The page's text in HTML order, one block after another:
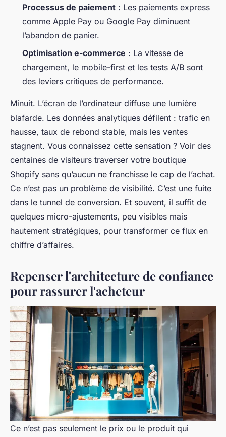
Processus de paiement : Les paiements express
comme Apple Pay ou Google Pay diminuent
l’abandon de panier.
Optimisation e-commerce : La vitesse de
chargement, le mobile-first et les tests A/B sont
des leviers critiques de performance.
Minuit. L’écran de l’ordinateur diffuse une lumière
blafarde. Les données analytiques défilent : trafic en
hausse, taux de rebond stable, mais les ventes
stagnent. Vous connaissez cette sensation ? Voir des
centaines de visiteurs traverser votre boutique
Shopify sans qu’aucun ne franchisse le cap de l’achat.
Ce n’est pas un problème de visibilité. C’est une fuite
dans le tunnel de conversion. Et souvent, il suffit de
quelques micro-ajustements, peu visibles mais
hautement stratégiques, pour transformer ce flux en
chiffre d’affaires.
Repenser l'architecture de confiance
pour rassurer l'acheteur
Ce n’est pas seulement le prix ou le produit qui